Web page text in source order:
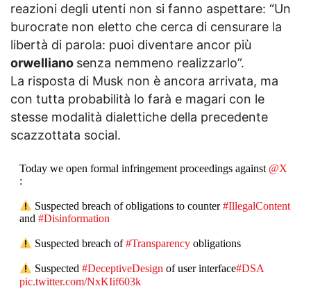
reazioni degli utenti non si fanno aspettare: “Un
burocrate non eletto che cerca di censurare la
libertà di parola: puoi diventare ancor più
orwelliano senza nemmeno realizzarlo”.
La risposta di Musk non è ancora arrivata, ma
con tutta probabilità lo farà e magari con le
stesse modalità dialettiche della precedente
scazzottata social.
Today we open formal infringement proceedings against @X
:
Suspected breach of obligations to counter#IllegalContent
and #Disinformation
Suspected breach of#Transparencyobligations
Suspected #DeceptiveDesignof user interface#DSA
pic.twitter.com/NxKIif603k